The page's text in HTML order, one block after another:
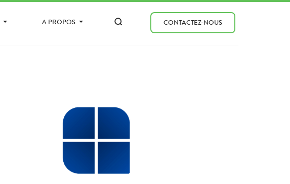
A PROPOS CONTACTEZ-NOUS